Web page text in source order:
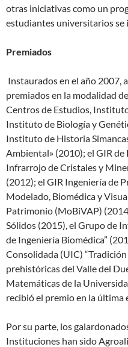
otras iniciativas como un
estudiantes universitarios se
Premiados
Instaurados en el año 2007,
premiados en la modalidad
Centros de Estudios,
Instituto de Biología y
Instituto de Historia
Ambiental» (2010); el GIR de
Infrarrojo de Cristales y
(2012); el GIR Ingeniería de
Modelado, Biomédica y
Patrimonio (MoBiVAP)
Sólidos (2015), el Grupo de
de Ingeniería Biomédica”
Consolidada (UIC)
prehistóricas del Valle del
Matemáticas de la
recibió el premio en la última
Por su parte, los
Instituciones han sido